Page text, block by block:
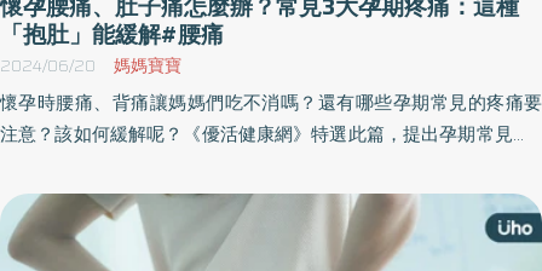
「抱肚」能緩解#腰痛
2024/06/20 媽媽寶寶
懷孕時腰痛、背痛讓媽媽們吃不消嗎？還有哪些孕期常見的疼痛要
注意？該如何緩解呢？《優活健康網》特選此篇，提出孕期常見的3
傾；而容易忽略的圓韌帶疼痛，則可能造成腹股溝、陰道或髖部前
部的痙攣和刺疼，在坐姿、姿勢突然改變時要特別留意。